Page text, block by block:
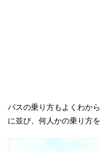
バスの乗り方もよくわか
に並び、何人かの乗り方